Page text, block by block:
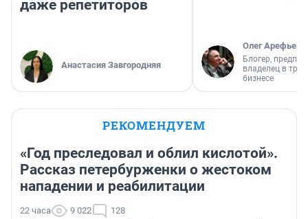
даже репетиторов
Анастасия Завгородняя
Олег Арефьев
Блогер,
владелец в
бизнесе
РЕКОМЕНДУЕМ
«Год преследовал и облил кислотой».
Рассказ петербурженки о жестоком
нападении и реабилитации
22 часа 9 022 128